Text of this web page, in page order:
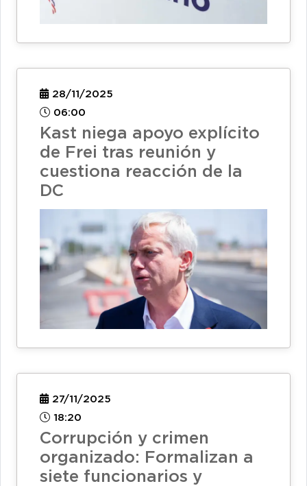
28/11/2025
06:00
Kast niega apoyo explícito
de Frei tras reunión y
cuestiona reacción de la
DC
27/11/2025
18:20
Corrupción y crimen
organizado: Formalizan a
siete funcionarios y